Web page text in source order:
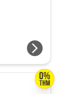
arrow_forward_ios